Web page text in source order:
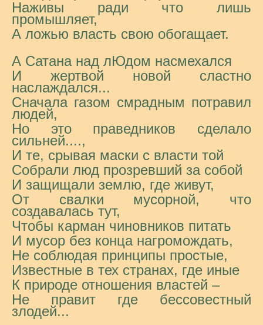
Наживы ради что лишь
промышляет,
А ложью власть свою обогащает.
А Сатана над лЮдом насмехался
И жертвой новой сластно
наслаждался...
Сначала газом смрадным потравил
людей,
Но это праведников сделало
сильней....,
И те, срывая маски с власти той
Собрали люд прозревший за собой
И защищали землю, где живут,
От свалки мусорной, что
создавалась тут,
Чтобы карман чиновников питать
И мусор без конца нагромождать,
Не соблюдая принципы простые,
Известные в тех странах, где иные
К природе отношения властей –
Не правит где бессовестный
злодей...